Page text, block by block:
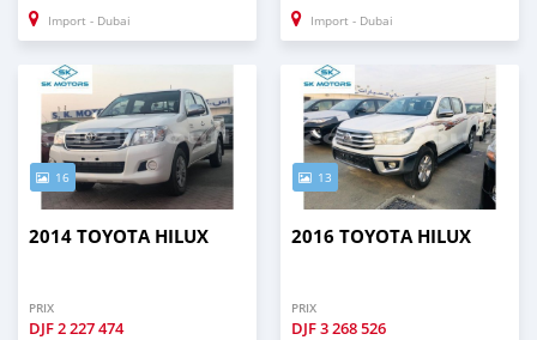
Import - Dubai Import - Dubai
16
2014 TOYOTA HILUX
PRIX
DJF2 227 474
13
2016 TOYOTA HILUX
PRIX
DJF3 268 526